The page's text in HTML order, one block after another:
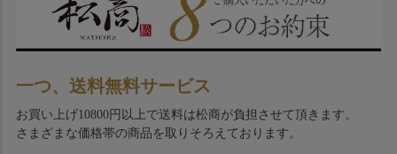
一つ、送料無料サービス
お買い上げ10800円以上で送料は松商が負担させて頂きます。
さまざまな価格帯の商品を取りそろえております。